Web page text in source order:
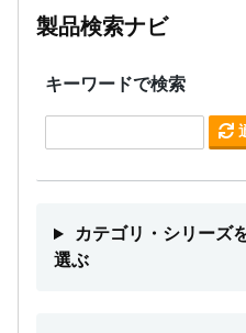
製品検索ナビ
キーワードで検索
カテゴリ・シリーズ
選ぶ